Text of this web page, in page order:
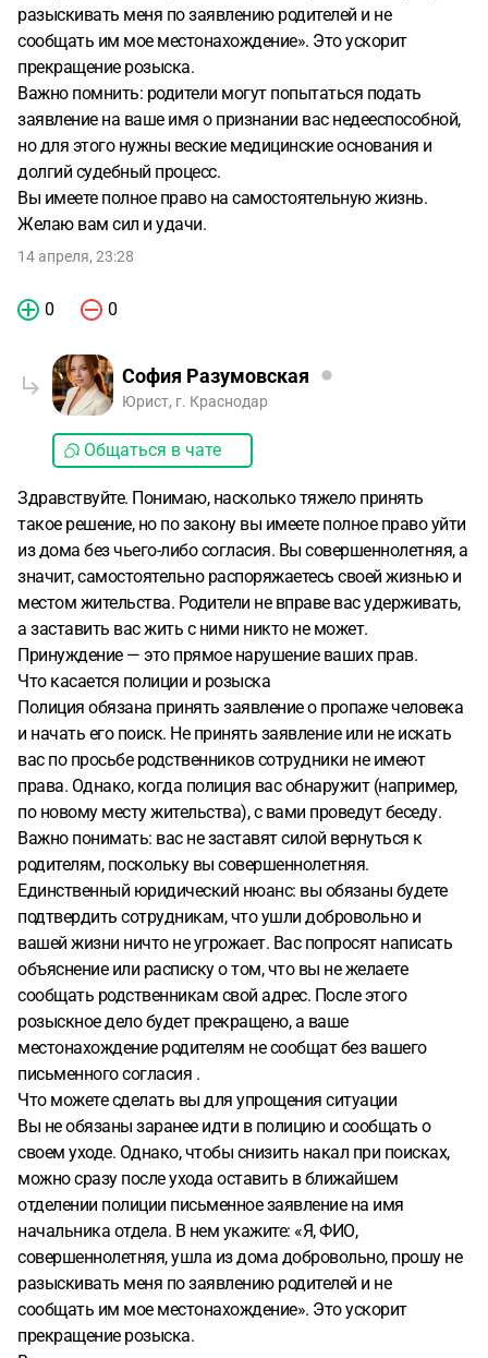
разыскивать меня по заявлению родителей и не
сообщать им мое местонахождение». Это ускорит
прекращение розыска.
Важно помнить: родители могут попытаться подать
заявление на ваше имя о признании вас недееспособной,
но для этого нужны веские медицинские основания и
долгий судебный процесс.
Вы имеете полное право на самостоятельную жизнь.
Желаю вам сил и удачи.
14 апреля, 23:28
0 0
София Разумовская
Юрист, г. Краснодар
Общаться в чате
Здравствуйте. Понимаю, насколько тяжело принять
такое решение, но по закону вы имеете полное право уйти
из дома без чьего-либо согласия. Вы совершеннолетняя, а
значит, самостоятельно распоряжаетесь своей жизнью и
местом жительства. Родители не вправе вас удерживать,
а заставить вас жить с ними никто не может.
Принуждение — это прямое нарушение ваших прав.
Что касается полиции и розыска
Полиция обязана принять заявление о пропаже человека
и начать его поиск. Не принять заявление или не искать
вас по просьбе родственников сотрудники не имеют
права. Однако, когда полиция вас обнаружит (например,
по новому месту жительства), с вами проведут беседу.
Важно понимать: вас не заставят силой вернуться к
родителям, поскольку вы совершеннолетняя.
Единственный юридический нюанс: вы обязаны будете
подтвердить сотрудникам, что ушли добровольно и
вашей жизни ничто не угрожает. Вас попросят написать
объяснение или расписку о том, что вы не желаете
сообщать родственникам свой адрес. После этого
розыскное дело будет прекращено, а ваше
местонахождение родителям не сообщат без вашего
письменного согласия .
Что можете сделать вы для упрощения ситуации
Вы не обязаны заранее идти в полицию и сообщать о
своем уходе. Однако, чтобы снизить накал при поисках,
можно сразу после ухода оставить в ближайшем
отделении полиции письменное заявление на имя
начальника отдела. В нем укажите: «Я, ФИО,
совершеннолетняя, ушла из дома добровольно, прошу не
разыскивать меня по заявлению родителей и не
сообщать им мое местонахождение». Это ускорит
прекращение розыска.